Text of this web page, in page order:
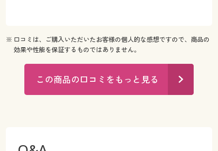
※ 口コミは、ご購入いただいたお客様の個人的な感想ですので、商品の
効果や性能を保証するものではありません。
この商品の口コミをもっと見る